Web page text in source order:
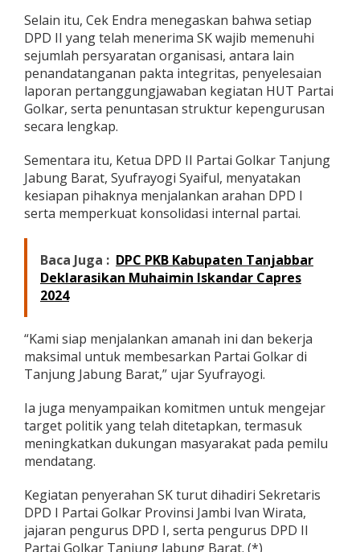
Selain itu, Cek Endra menegaskan bahwa setiap
DPD II yang telah menerima SK wajib memenuhi
sejumlah persyaratan organisasi, antara lain
penandatanganan pakta integritas, penyelesaian
laporan pertanggungjawaban kegiatan HUT Partai
Golkar, serta penuntasan struktur kepengurusan
secara lengkap.
Sementara itu, Ketua DPD II Partai Golkar Tanjung
Jabung Barat, Syufrayogi Syaiful, menyatakan
kesiapan pihaknya menjalankan arahan DPD I
serta memperkuat konsolidasi internal partai.
Baca Juga : DPC PKB Kabupaten Tanjabbar
Deklarasikan Muhaimin Iskandar Capres
2024
“Kami siap menjalankan amanah ini dan bekerja
maksimal untuk membesarkan Partai Golkar di
Tanjung Jabung Barat,” ujar Syufrayogi.
Ia juga menyampaikan komitmen untuk mengejar
target politik yang telah ditetapkan, termasuk
meningkatkan dukungan masyarakat pada pemilu
mendatang.
Kegiatan penyerahan SK turut dihadiri Sekretaris
DPD I Partai Golkar Provinsi Jambi Ivan Wirata,
jajaran pengurus DPD I, serta pengurus DPD II
Partai Golkar Tanjung Jabung Barat. (*)